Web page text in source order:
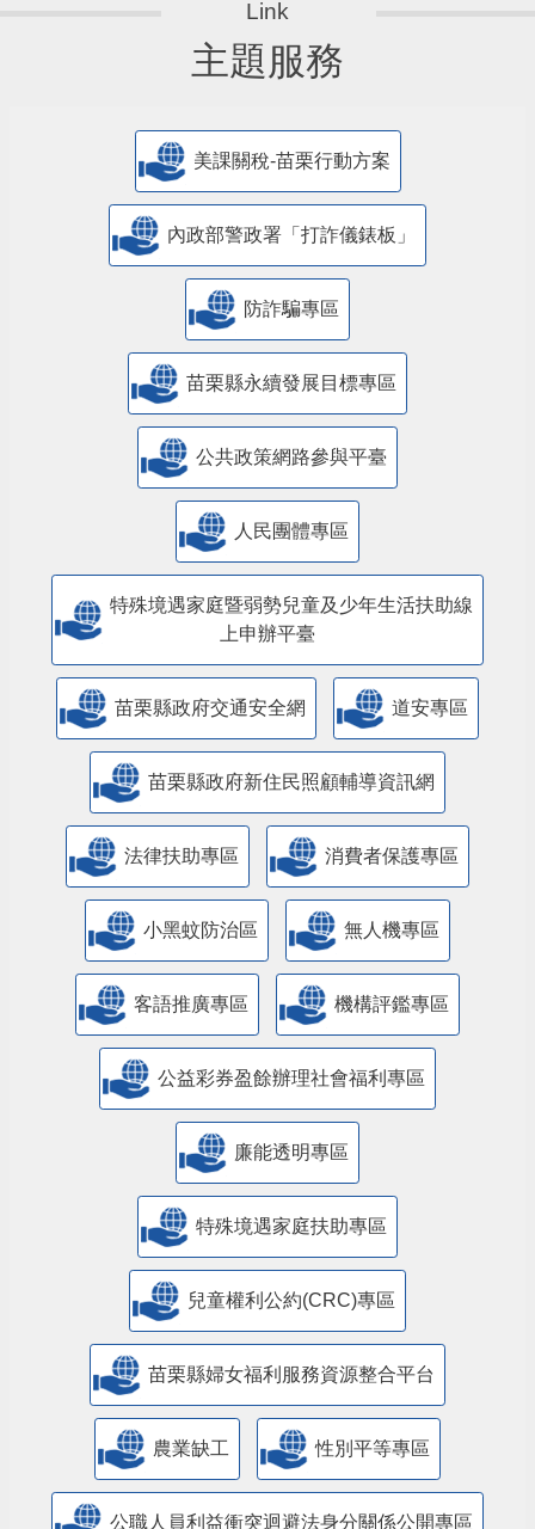
主題服務
美課關稅-苗栗行動方案
內政部警政署「打詐儀錶板」
防詐騙專區
苗栗縣永續發展目標專區
公共政策網路參與平臺
人民團體專區
特殊境遇家庭暨弱勢兒童及少年生活扶助線
上申辦平臺
苗栗縣政府交通安全網 道安專區
苗栗縣政府新住民照顧輔導資訊網
法律扶助專區 消費者保護專區
小黑蚊防治區 無人機專區
客語推廣專區 機構評鑑專區
公益彩券盈餘辦理社會福利專區
廉能透明專區
特殊境遇家庭扶助專區
兒童權利公約(CRC)專區
苗栗縣婦女福利服務資源整合平台
農業缺工 性別平等專區